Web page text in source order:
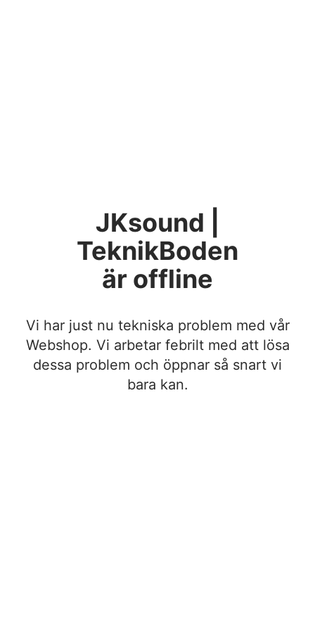
JKsound |
TeknikBoden
är offline
Vi har just nu tekniska problem med vår
Webshop. Vi arbetar febrilt med att lösa
dessa problem och öppnar så snart vi
bara kan.